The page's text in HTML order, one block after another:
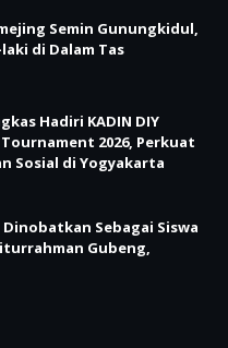
Semin Gunungkidul,
di Dalam Tas
Hadiri KADIN DIY
2026, Perkuat
Sosial di Yogyakarta
Sebagai Siswa
Gubeng,